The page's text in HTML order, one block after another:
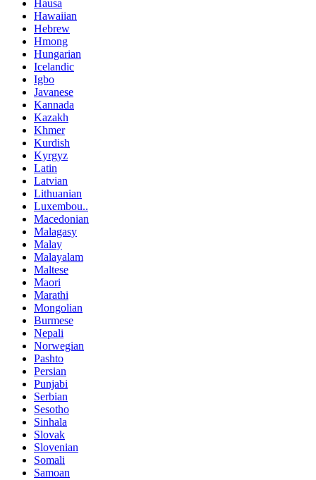
Hausa
Hawaiian
Hebrew
Hmong
Hungarian
Icelandic
Igbo
Javanese
Kannada
Kazakh
Khmer
Kurdish
Kyrgyz
Latin
Latvian
Lithuanian
Luxembou..
Macedonian
Malagasy
Malay
Malayalam
Maltese
Maori
Marathi
Mongolian
Burmese
Nepali
Norwegian
Pashto
Persian
Punjabi
Serbian
Sesotho
Sinhala
Slovak
Slovenian
Somali
Samoan